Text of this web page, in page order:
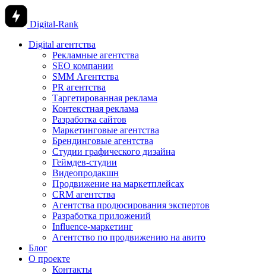
Digital-Rank
Digital агентства
Рекламные агентства
SEO компании
SMM Агентства
PR агентства
Таргетированная реклама
Контекстная реклама
Разработка сайтов
Маркетинговые агентства
Брендинговые агентства
Студии графического дизайна
Геймдев-студии
Видеопродакшн
Продвижение на маркетплейсах
CRM агентства
Агентства продюсирования экспертов
Разработка приложений
Influence-маркетинг
Агентство по продвижению на авито
Блог
О проекте
Контакты